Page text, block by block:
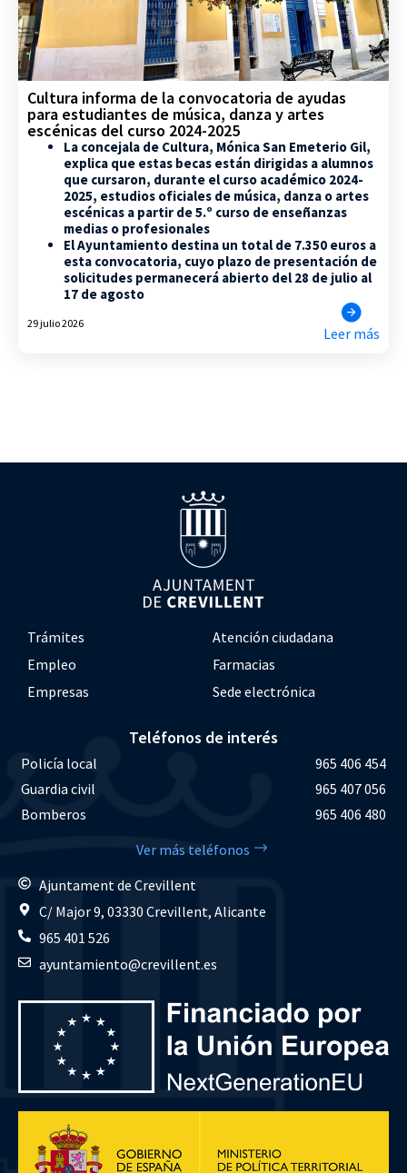
Cultura informa de la convocatoria de ayudas
para estudiantes de música, danza y artes
escénicas del curso 2024-2025
La concejala de Cultura, Mónica San Emeterio Gil,
explica que estas becas están dirigidas a alumnos
que cursaron, durante el curso académico 2024-
2025, estudios oficiales de música, danza o artes
escénicas a partir de 5.º curso de enseñanzas
medias o profesionales
El Ayuntamiento destina un total de 7.350 euros a
esta convocatoria, cuyo plazo de presentación de
solicitudes permanecerá abierto del 28 de julio al
17 de agosto
29 julio 2026
Leer más
Trámites
Atención ciudadana
Empleo
Farmacias
Empresas
Sede electrónica
Teléfonos de interés
Policía local
965 406 454
Guardia civil
965 407 056
Bomberos
965 406 480
Ver más teléfonos
Ajuntament de Crevillent
C/ Major 9, 03330 Crevillent, Alicante
965 401 526
ayuntamiento@crevillent.es